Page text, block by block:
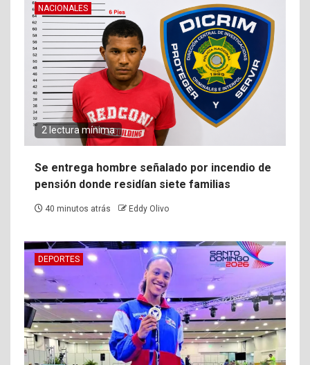
NACIONALES
2 lectura mínima
Se entrega hombre señalado por incendio de
pensión donde residían siete familias
40 minutos atrás Eddy Olivo
DEPORTES